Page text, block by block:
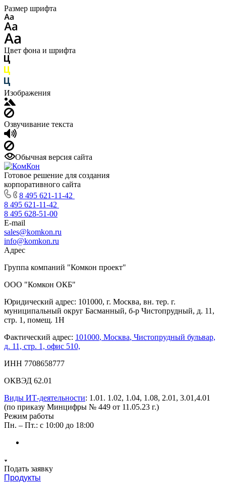
Размер шрифта
Цвет фона и шрифта
Изображения
Озвучивание текста
Обычная версия сайта
Готовое решение для создания
корпоративного сайта
8 495 621-11-42
8 495 621-11-42
8 495 628-51-00
E-mail
sales@komkon.ru
info@komkon.ru
Адрес
Группа компаний "Комкон проект"
ООО "Комкон ОКБ"
Юридический адрес: 101000, г. Москва, вн. тер. г.
муниципальный округ Басманный, б-р Чистопрудный, д. 11,
стр. 1, помещ. 1Н
Фактический адрес: 101000, Москва, Чистопрудный бульвар,
д. 11, стр. 1, офис 510,
ИНН 7708658777
ОКВЭД 62.01
Виды ИТ-деятельности: 1.01. 1.02, 1.04, 1.08, 2.01, 3.01,4.01
(по приказу Минцифры № 449 от 11.05.23 г.)
Режим работы
Пн. – Пт.: с 10:00 до 18:00
Подать заявку
Продукты